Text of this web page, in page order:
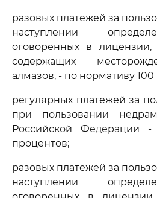
разовых платежей за
наступлении
оговоренных в
содержащих
алмазов, - по нормативу
регулярных платежей за
при пользовании
Российской Федерации
процентов;
разовых платежей за
наступлении